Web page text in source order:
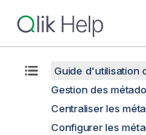
Guide d'utilisation
Gestion des
Centraliser les
Configurer les